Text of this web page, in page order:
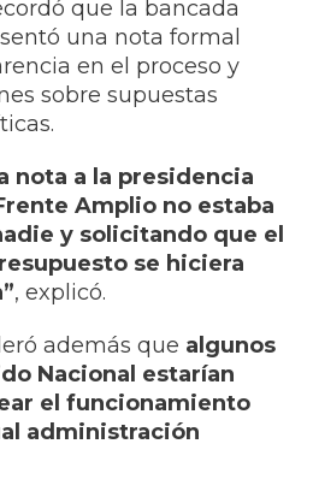
que la bancada
una nota formal
en el proceso y
sobre supuestas
nota a la presidencia
Amplio no estaba
y solicitando que el
se hiciera
, explicó.
además que algunos
Nacional estarían
el funcionamiento
administración